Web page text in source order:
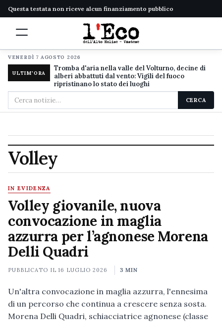
Questa testata non riceve alcun finanziamento pubblico
VENERDÌ 7 AGOSTO 2026
ULTIM'ORA
Tromba d'aria nella valle del Volturno, decine di
alberi abbattuti dal vento: Vigili del fuoco
ripristinano lo stato dei luoghi
Cerca
nel
CERCA
Volley
IN EVIDENZA
Volley giovanile, nuova
convocazione in maglia
azzurra per l’agnonese Morena
Delli Quadri
PUBBLICATO IL16 LUGLIO 2026 3 MIN
Un'altra convocazione in maglia azzurra, l'ennesima
di un percorso che continua a crescere senza sosta.
Morena Delli Quadri, schiacciatrice agnonese (classe